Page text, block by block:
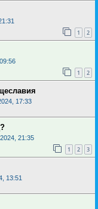
1 2
1 2
17:33
21:35
1 2 3
13:51